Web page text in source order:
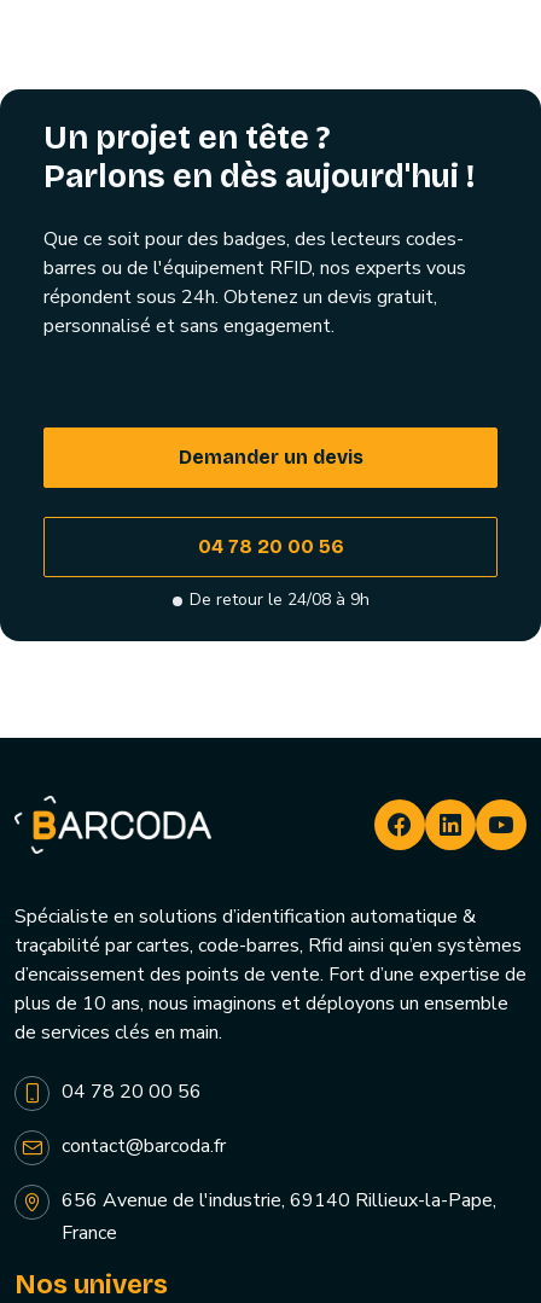
Un projet en tête ?
Parlons en dès aujourd'hui !
Que ce soit pour des badges, des lecteurs codes-
barres ou de l'équipement RFID, nos experts vous
répondent sous 24h. Obtenez un devis gratuit,
personnalisé et sans engagement.
Demander un devis
04 78 20 00 56
De retour le 24/08 à 9h
Spécialiste en solutions d’identification automatique &
traçabilité par cartes, code-barres, Rfid ainsi qu’en systèmes
d’encaissement des points de vente. Fort d’une expertise de
plus de 10 ans, nous imaginons et déployons un ensemble
de services clés en main.
04 78 20 00 56
contact@barcoda.fr
656 Avenue de l'industrie, 69140 Rillieux-la-Pape,
France
Nos univers